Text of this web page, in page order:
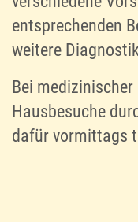
entsprechenden
weitere
Bei
Hausbesuche
dafür vormittags